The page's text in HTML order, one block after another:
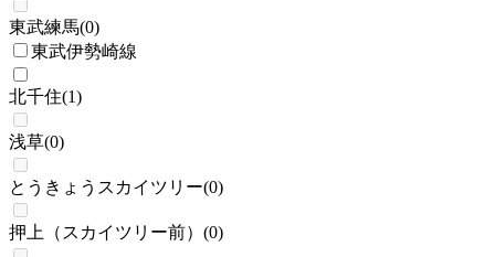
東武練馬(0)
東武伊勢崎線
北千住(1)
浅草(0)
とうきょうスカイツリー(0)
押上（スカイツリー前） (0)